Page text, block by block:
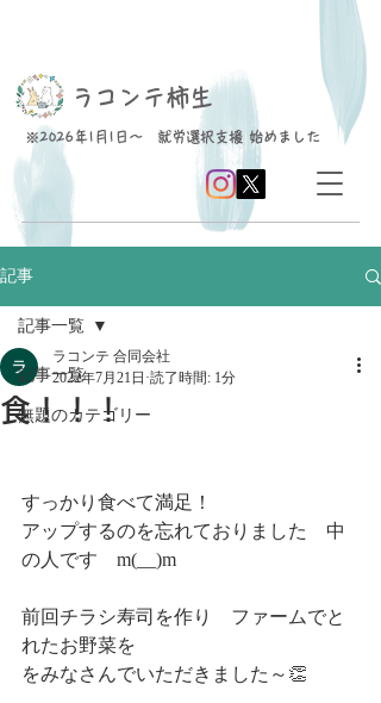
※2026年1月1日～ 就労選択支援 始めました
​ラコンテ柿生
記事
記事一覧
無題のカテゴリー
記事一覧
食！！！
ラコンテ 合同会社
2022年7月21日 読了時間: 1分
すっかり食べて満足！
アップするのを忘れておりました　中
の人です　m(__)m
前回チラシ寿司を作り　ファームでと
れたお野菜を
をみなさんでいただきました～👏